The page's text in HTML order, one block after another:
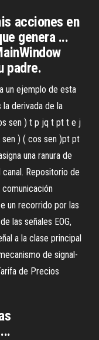
acciones en
genera ...
padre.
un ejemplo de esta
la derivada de la
sen ) t p jq t pt t e j
) ( cos sen )pt pt
una ranura de
Repositorio de
un recorrido por las
las señales EOG,
a la clase principal
de signal-
de Precios